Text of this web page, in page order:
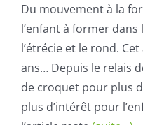
Du mouvement à la
l’enfant à former
l’étrécie et le rond.
ans… Depuis le relais
de croquet pour plus
plus d’intérêt pour